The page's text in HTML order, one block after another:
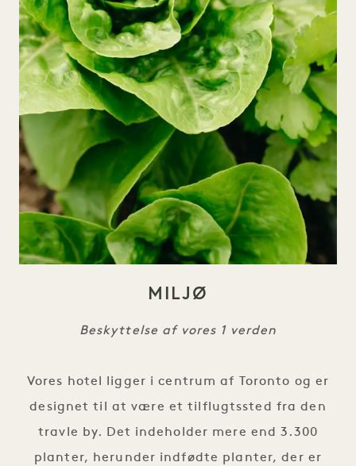
MILJØ
Beskyttelse af vores 1 verden
Vores hotel ligger i centrum af Toronto og er
designet til at være et tilflugtssted fra den
travle by. Det indeholder mere end 3.300
planter, herunder indfødte planter, der er